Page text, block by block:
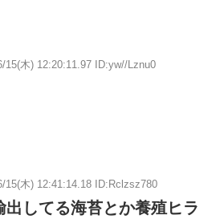
15(木) 12:20:11.97 ID:yw//Lznu0
15(木) 12:41:14.18 ID:Rclzsz780
出してる海苔とか養殖ヒラ